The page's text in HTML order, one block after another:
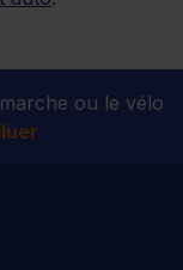
ou le vélo